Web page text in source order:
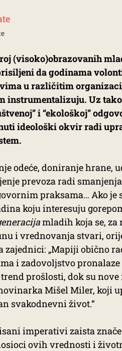
(visoko)obrazovanih
da godinama
u različitim
instrumentalizuju. Uz
i “ekološkoj”
ideološki okvir radi
odeće, doniranje hrane,
prevoza radi
praksama… Ako
koju interesuju
mladih koja se,
i vrednovanja stvari,
zajednici: „Mapiji obično
i zadovoljstvo
prošlosti, dok su
Mišel Miler, koji
svakodnevni život.“
imperativi zaista
ovih vrednosti i